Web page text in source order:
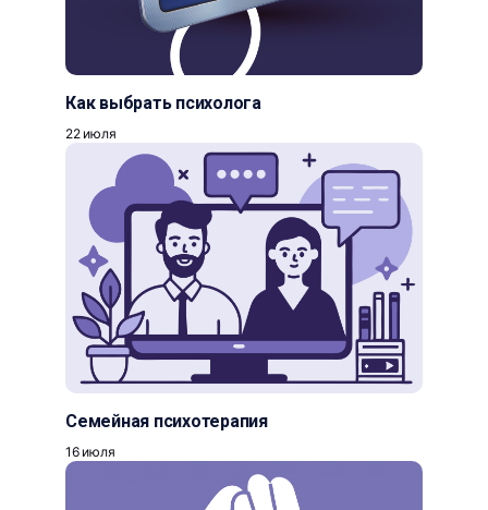
Как выбрать психолога
22 июля
Семейная психотерапия
16 июля